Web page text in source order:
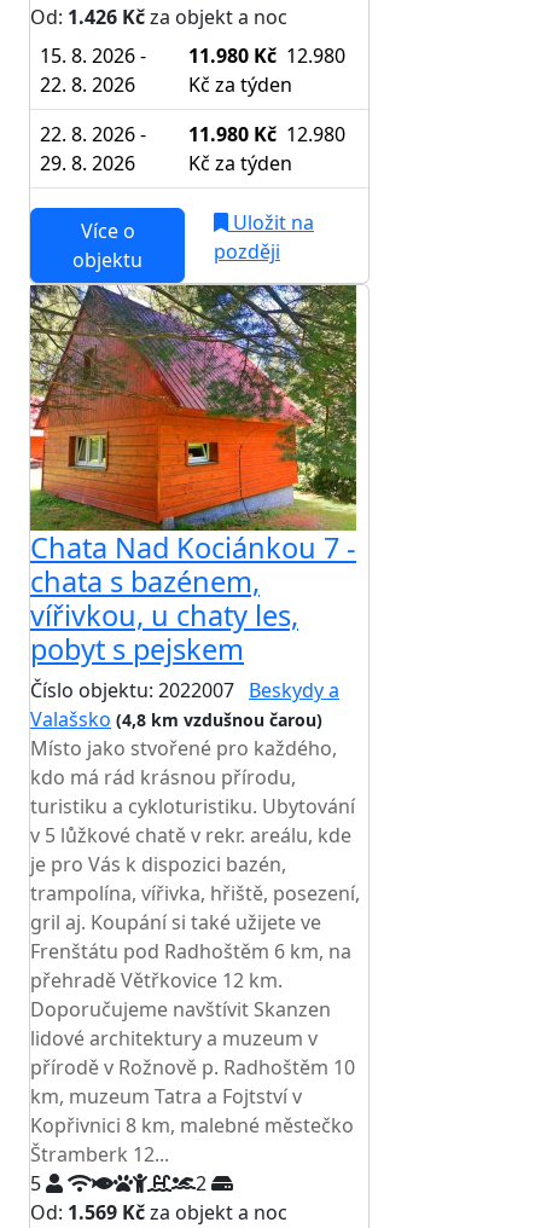
Od: 1.426 Kčza objekt a noc
15. 8. 2026 -
22. 8. 2026
11.980 Kč 12.980
Kč za týden
22. 8. 2026 -
29. 8. 2026
11.980 Kč 12.980
Kč za týden
Více o
objektu
Uložit na
později
Chata Nad Kociánkou 7 -
chata s bazénem,
vířivkou, u chaty les,
pobyt s pejskem
Číslo objektu: 2022007 Beskydy a
Valašsko (4,8 km vzdušnou čarou)
Místo jako stvořené pro každého,
kdo má rád krásnou přírodu,
turistiku a cykloturistiku. Ubytování
v 5 lůžkové chatě v rekr. areálu, kde
je pro Vás k dispozici bazén,
trampolína, vířivka, hřiště, posezení,
gril aj. Koupání si také užijete ve
Frenštátu pod Radhoštěm 6 km, na
přehradě Větřkovice 12 km.
Doporučujeme navštívit Skanzen
lidové architektury a muzeum v
přírodě v Rožnově p. Radhoštěm 10
km, muzeum Tatra a Fojtství v
Kopřivnici 8 km, malebné městečko
Štramberk 12...
5
2
Od: 1.569 Kčza objekt a noc